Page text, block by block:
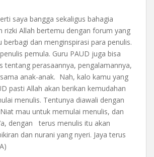
saya bangga sekaligus bahagia
rizki Allah bertemu dengan forum yang
berbagi dan menginspirasi para penulis.
pemula. Guru PAUD juga bisa
tentang perasaannya, pengalamannya,
anak-anak. Nah, kalo kamu yang
pasti Allah akan berikan kemudahan
menulis. Tentunya diawali dengan
mau untuk memulai menulis, dan
dengan terus menulis itu akan
dan nurani yang nyeri. Jaya terus